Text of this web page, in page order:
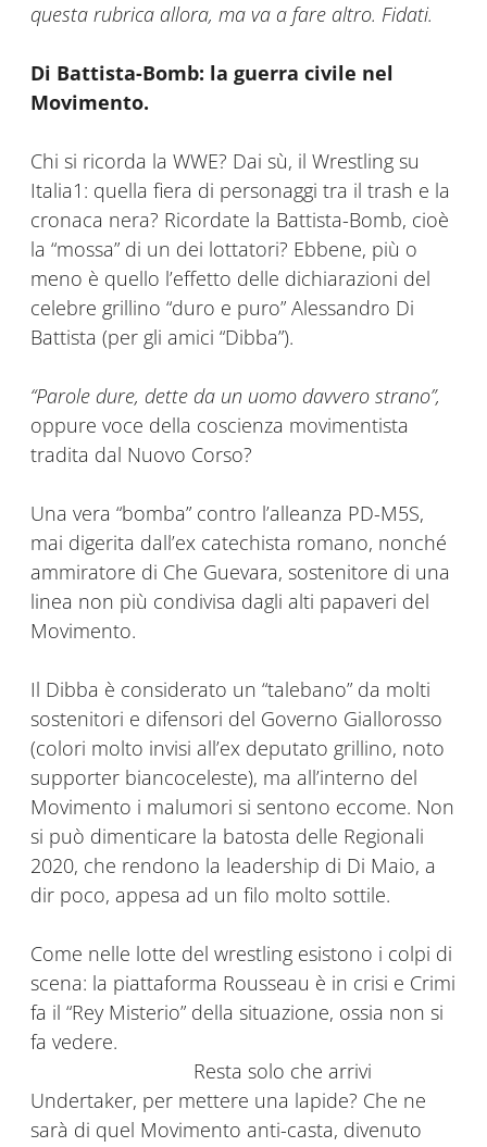
questa rubrica allora, ma va a fare altro. Fidati.
Di Battista-Bomb: la guerra civile nel
Movimento.
Chi si ricorda la WWE? Dai sù, il Wrestling su
Italia1: quella fiera di personaggi tra il trash e la
cronaca nera? Ricordate la Battista-Bomb, cioè
la “mossa” di un dei lottatori? Ebbene, più o
meno è quello l’effetto delle dichiarazioni del
celebre grillino “duro e puro” Alessandro Di
Battista (per gli amici “Dibba”).
“Parole dure, dette da un uomo davvero strano”,
oppure voce della coscienza movimentista
tradita dal Nuovo Corso?
Una vera “bomba” contro l’alleanza PD-M5S,
mai digerita dall’ex catechista romano, nonché
ammiratore di Che Guevara, sostenitore di una
linea non più condivisa dagli alti papaveri del
Movimento.
Il Dibba è considerato un “talebano” da molti
sostenitori e difensori del Governo Giallorosso
(colori molto invisi all’ex deputato grillino, noto
supporter biancoceleste), ma all’interno del
Movimento i malumori si sentono eccome. Non
si può dimenticare la batosta delle Regionali
2020, che rendono la leadership di Di Maio, a
dir poco, appesa ad un filo molto sottile.
Come nelle lotte del wrestling esistono i colpi di
scena: la piattaforma Rousseau è in crisi e Crimi
fa il “Rey Misterio” della situazione, ossia non si
fa vedere.
Resta solo che arrivi
Undertaker, per mettere una lapide? Che ne
sarà di quel Movimento anti-casta, divenuto